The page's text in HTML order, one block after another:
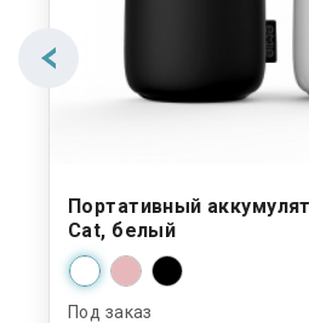
Портативный
Cat, белый
Под заказ